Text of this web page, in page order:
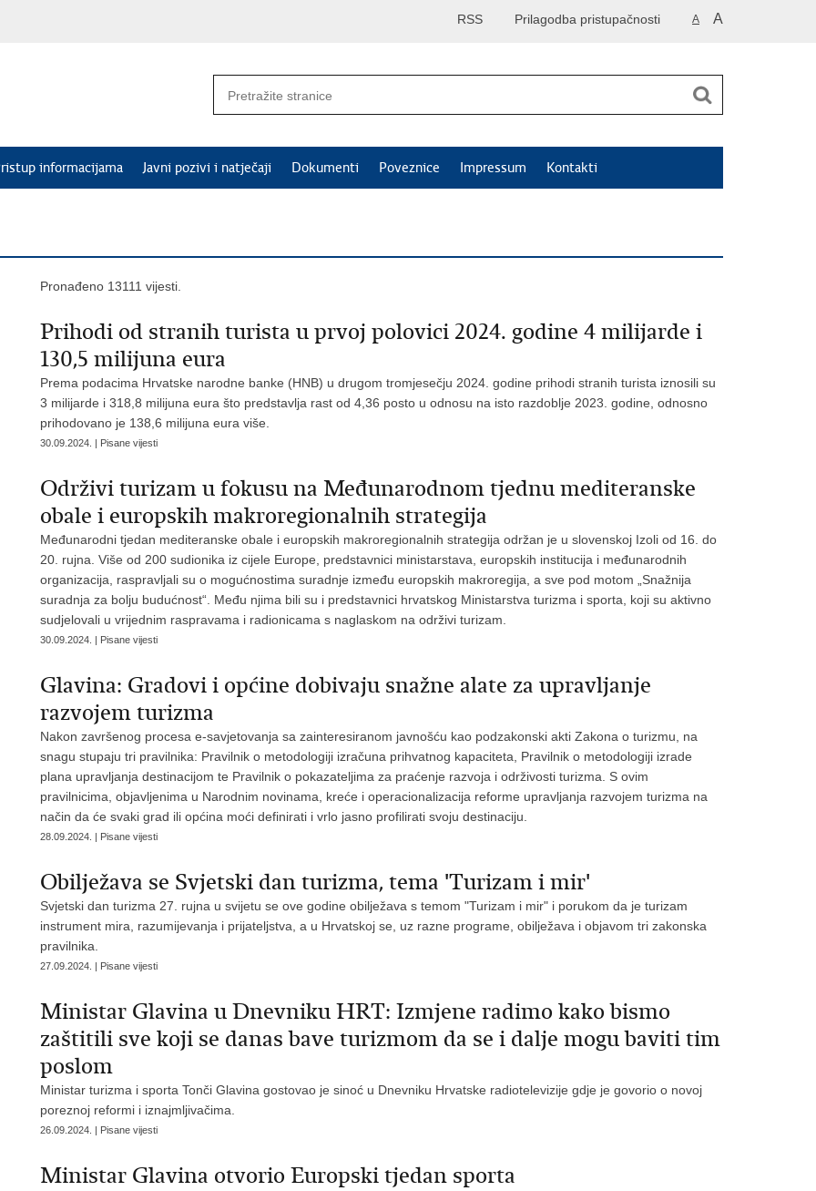
A A
Prilagodba pristupačnosti
RSS
informacijama Javni pozivi i natječaji Dokumenti Poveznice Impressum Kontakti
Pronađeno 13111 vijesti.
Prihodi od stranih turista u prvoj polovici 2024. godine 4 milijarde i
130,5 milijuna eura
Prema podacima Hrvatske narodne banke (HNB) u drugom tromjesečju 2024. godine prihodi stranih turista iznosili su
3 milijarde i 318,8 milijuna eura što predstavlja rast od 4,36 posto u odnosu na isto razdoblje 2023. godine, odnosno
prihodovano je 138,6 milijuna eura više.
30.09.2024. | Pisane vijesti
Održivi turizam u fokusu na Međunarodnom tjednu mediteranske
obale i europskih makroregionalnih strategija
Međunarodni tjedan mediteranske obale i europskih makroregionalnih strategija održan je u slovenskoj Izoli od 16. do
20. rujna. Više od 200 sudionika iz cijele Europe, predstavnici ministarstava, europskih institucija i međunarodnih
organizacija, raspravljali su o mogućnostima suradnje između europskih makroregija, a sve pod motom „Snažnija
suradnja za bolju budućnost“. Među njima bili su i predstavnici hrvatskog Ministarstva turizma i sporta, koji su aktivno
sudjelovali u vrijednim raspravama i radionicama s naglaskom na održivi turizam.
30.09.2024. | Pisane vijesti
Glavina: Gradovi i općine dobivaju snažne alate za upravljanje
razvojem turizma
Nakon završenog procesa e-savjetovanja sa zainteresiranom javnošću kao podzakonski akti Zakona o turizmu, na
snagu stupaju tri pravilnika: Pravilnik o metodologiji izračuna prihvatnog kapaciteta, Pravilnik o metodologiji izrade
plana upravljanja destinacijom te Pravilnik o pokazateljima za praćenje razvoja i održivosti turizma. S ovim
pravilnicima, objavljenima u Narodnim novinama, kreće i operacionalizacija reforme upravljanja razvojem turizma na
način da će svaki grad ili općina moći definirati i vrlo jasno profilirati svoju destinaciju.
28.09.2024. | Pisane vijesti
​Obilježava se Svjetski dan turizma, tema 'Turizam i mir'
Svjetski dan turizma 27. rujna u svijetu se ove godine obilježava s temom "Turizam i mir" i porukom da je turizam
instrument mira, razumijevanja i prijateljstva, a u Hrvatskoj se, uz razne programe, obilježava i objavom tri zakonska
pravilnika.
27.09.2024. | Pisane vijesti
Ministar Glavina u Dnevniku HRT: Izmjene radimo kako bismo
zaštitili sve koji se danas bave turizmom da se i dalje mogu baviti tim
poslom
Ministar turizma i sporta Tonči Glavina gostovao je sinoć u Dnevniku Hrvatske radiotelevizije gdje je govorio o novoj
poreznoj reformi i iznajmljivačima.
26.09.2024. | Pisane vijesti
Ministar Glavina otvorio Europski tjedan sporta